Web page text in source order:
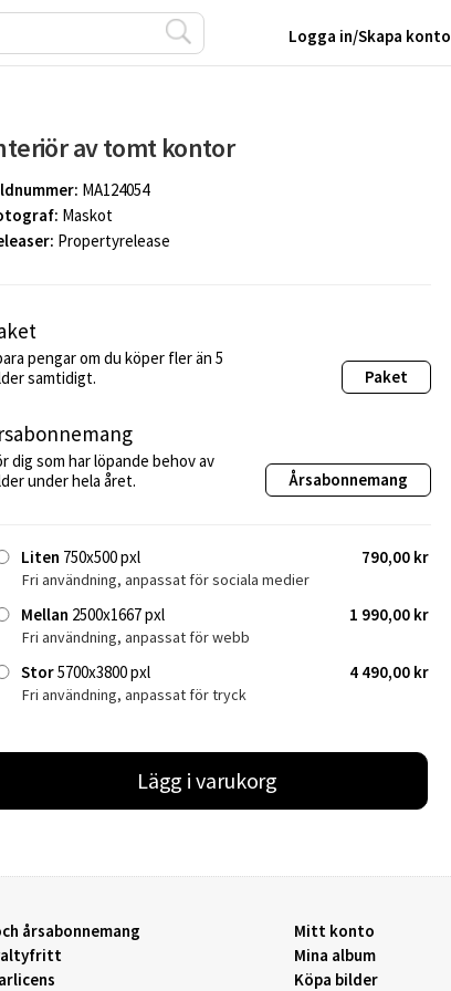
Logga in/Skapa konto
av tomt kontor
MA124054
Maskot
Propertyrelease
pengar om du köper fler än 5
samtidigt.
Paket
dig som har löpande behov av
under hela året.
Årsabonnemang
Liten 750x500 pxl 790,00 kr
Fri användning, anpassat för sociala medier
Mellan 2500x1667 pxl 1 990,00 kr
Fri användning, anpassat för webb
Stor5700x3800 pxl 4 490,00 kr
Fri användning, anpassat för tryck
Lägg i varukorg
årsabonnemang
Mitt konto
Mina album
Köpa bilder